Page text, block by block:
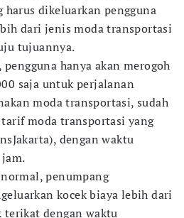
dikeluarkan pengguna
dari jenis moda transportasi
tujuannya.
hanya akan merogoh
saja untuk perjalanan
moda transportasi, sudah
moda transportasi yang
dengan waktu
penumpang
kocek biaya lebih dari
terikat dengan waktu